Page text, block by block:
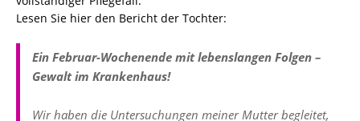
Lesen Sie hier den Bericht der Tochter:
Ein Februar-Wochenende mit lebenslangen Folgen –
Gewalt im Krankenhaus!
Wir haben die Untersuchungen meiner Mutter begleitet,